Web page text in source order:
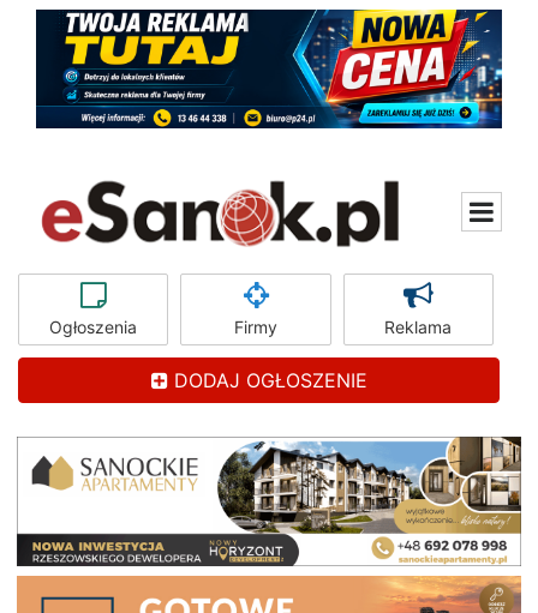
Ogłoszenia Firmy Reklama
DODAJ OGŁOSZENIE